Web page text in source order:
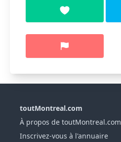
toutMontreal.com
À propos de toutMontreal.com
Inscrivez-vous à l'annuaire